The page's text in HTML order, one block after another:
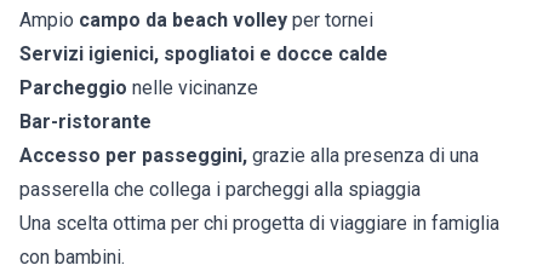
Ampio campo da beach volley per tornei
Servizi igienici, spogliatoi e docce calde
Parcheggio nelle vicinanze
Bar-ristorante
Accesso per passeggini, grazie alla presenza di una
passerella che collega i parcheggi alla spiaggia
Una scelta ottima per chi progetta di viaggiare in famiglia
con bambini.